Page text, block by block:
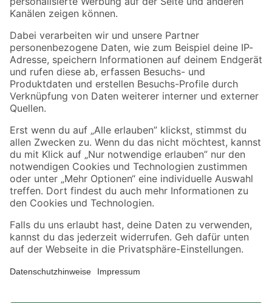
Folge uns
Zahlungsarten Versandarten
Sicher einkaufen
Jetzt die toom-App herunterladen
Alle Preisangaben in EUR inkl. gesetzl. MwSt.. Die dargestellten Angebote sind unter
Umständen nicht in allen Märkten verfügbar. Die angegebenen Verfügbarkeiten beziehen
Produkte nur solange der Vorrat reicht.
*Paketversand ab 59 € versandkostenfrei, gilt nicht für Artikel mit Speditionsversand, hier